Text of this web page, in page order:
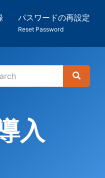
パスワードの再設定
Reset Password
Search
入